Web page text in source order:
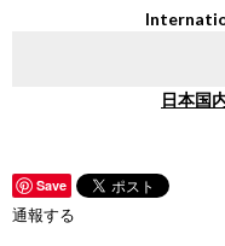
日本国
Save
通報する